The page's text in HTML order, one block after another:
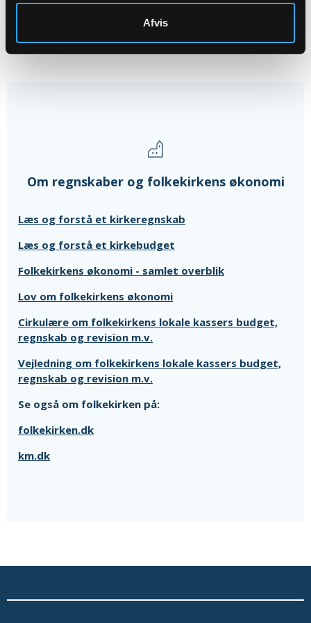
Afvis
Inkluderet i regnskab 2020.
Om regnskaber og folkekirkens økonomi
Læs og forstå et kirkeregnskab
Læs og forstå et kirkebudget
Folkekirkens økonomi - samlet overblik
Lov om folkekirkens økonomi
Cirkulære om folkekirkens lokale kassers budget,
regnskab og revision m.v.
Vejledning om folkekirkens lokale kassers budget,
regnskab og revision m.v.
Se også om folkekirken på:
folkekirken.dk
km.dk